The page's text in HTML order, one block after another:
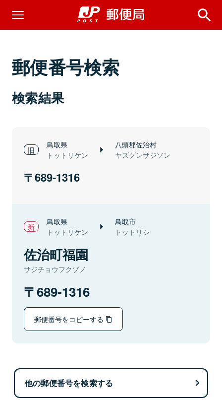
郵便番号検索
検索結果
鳥取県
トットリケン
八頭郡佐治村
ヤズグンサジソン
689-1316
鳥取県
トットリケン
鳥取市
トットリシ
佐治町福園
サジチョウフクゾノ
689-1316
郵便番号をコピーする
他の郵便番号を検索する